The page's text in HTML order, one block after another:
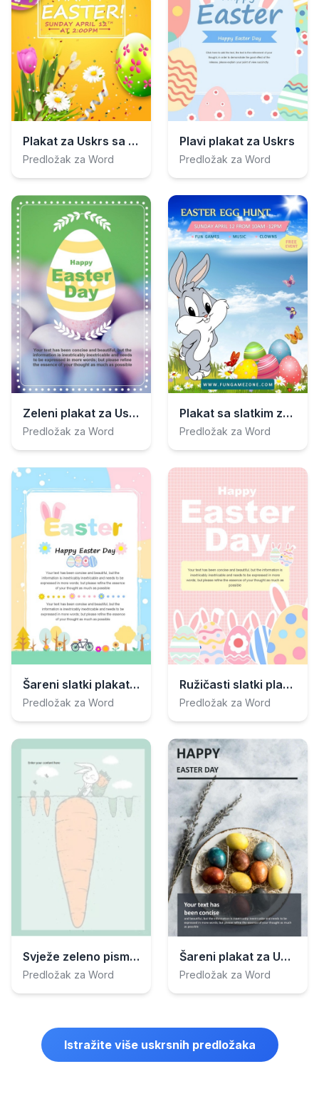
Plakat za Uskrs sa žutom pozadinom
Predložak za Word
Plavi plakat za Uskrs
Predložak za Word
Zeleni plakat za Uskrs
Predložak za Word
Plakat sa slatkim zecom za lov na uskrsna jaja
Predložak za Word
Šareni slatki plakat za Uskrs
Predložak za Word
Ružičasti slatki plakat za Uskrs
Predložak za Word
Svježe zeleno pismo za Uskrs
Predložak za Word
Šareni plakat za Uskrs
Predložak za Word
Istražite više uskrsnih predložaka